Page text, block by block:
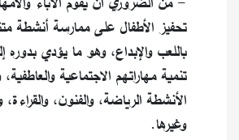
تحفيز الأطفال على ممارسة أنشطة
باللعب والإبداع، وهو ما يؤدي
تنمية مهاراتهم الاجتماعية
الأنشطة الرياضة، والفنون، والقراءة،
وغيرها.